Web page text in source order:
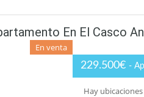
En El Casco
En venta
229.500€ -
Hay